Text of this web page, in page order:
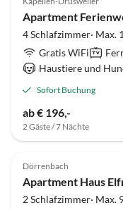
Apartment
4 Schlafzimmer· Max.
Gratis WiFi
Haustiere und
Sofort Buchung
ab € 196,-
2 Gäste / 7 Nächte
Dörrenbach
Apartment Haus
2 Schlafzimmer· Max.